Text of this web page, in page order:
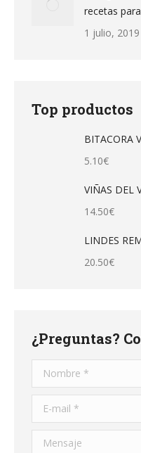
recetas
1 julio, 2019
Top productos
BITACORA
5.10€
VIÑAS DEL
14.50€
LINDES
20.50€
¿Preguntas?
Nombre *
E-mail *
Mensaje